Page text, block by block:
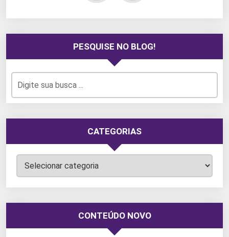
PESQUISE NO BLOG!
CATEGORIAS
Categorias
CONTEÚDO NOVO